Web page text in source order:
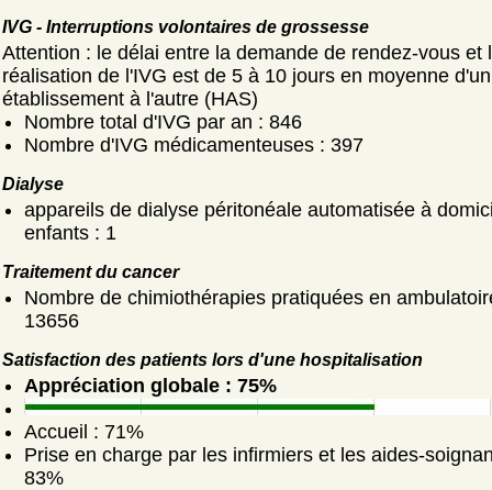
IVG - Interruptions volontaires de grossesse
Attention : le délai entre la demande de rendez-vous et
réalisation de l'IVG est de 5 à 10 jours en moyenne d'un
établissement à l'autre (HAS)
Nombre total d'IVG par an : 846
Nombre d'IVG médicamenteuses : 397
Dialyse
appareils de dialyse péritonéale automatisée à
enfants : 1
Traitement du cancer
Nombre de chimiothérapies pratiquées en
13656
Satisfaction des patients lors d'une hospitalisation
Appréciation globale : 75%
Accueil : 71%
Prise en charge par les infirmiers et les aides-
83%